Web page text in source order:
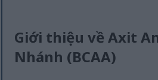
Giới thiệu về Axit
Nhánh (BCAA)